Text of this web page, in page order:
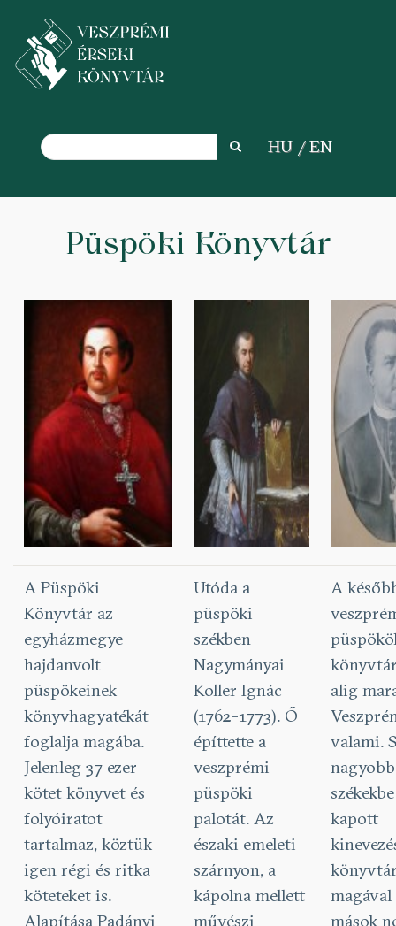
tartalomra
Search
Search HU EN
Püspöki Könyvtár
A Püspöki
Könyvtár az
egyházmegye
hajdanvolt
püspökeinek
könyvhagyatékát
foglalja magába.
Jelenleg 37 ezer
kötet könyvet és
folyóiratot
tartalmaz, köztük
igen régi és ritka
köteteket is.
Alapítása Padányi
Utóda a
püspöki
székben
Nagymányai
Koller Ignác
(1762-1773). Ő
építtette a
veszprémi
püspöki
palotát. Az
északi emeleti
szárnyon, a
kápolna mellett
művészi
A
alig
valami.
székekbe
kapott
mások